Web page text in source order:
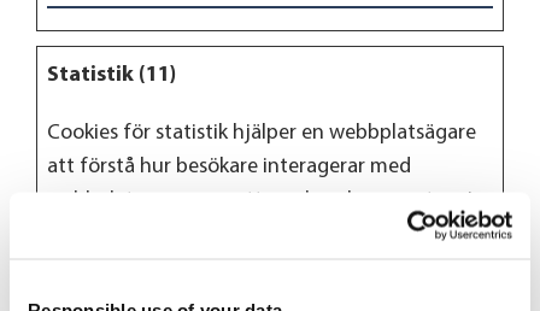
Statistik (11)
Cookies för statistik hjälper en webbplatsägare
att förstå hur besökare interagerar med
webbplatser genom att samla och rapportera in
Namn Utfärdare Ändamål